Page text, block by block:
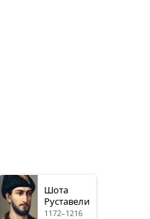
Шота
Руставели
1172–1216